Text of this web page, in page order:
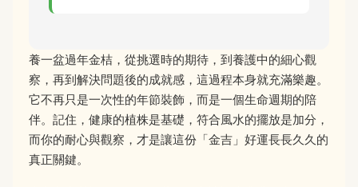
養一盆過年金桔，從挑選時的期待，到養護中的細心觀
察，再到解決問題後的成就感，這過程本身就充滿樂趣。
它不再只是一次性的年節裝飾，而是一個生命週期的陪
伴。記住，健康的植株是基礎，符合風水的擺放是加分，
而你的耐心與觀察，才是讓這份「金吉」好運長長久久的
真正關鍵。